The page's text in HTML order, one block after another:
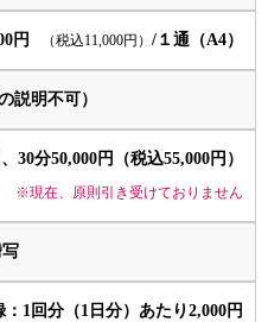
円 （税込11,000円） /１通（A4）
説明不可）
分50,000円（税込55,000円）
※現在、原則引き受けておりません
：1回分（1日分）あたり2,000円